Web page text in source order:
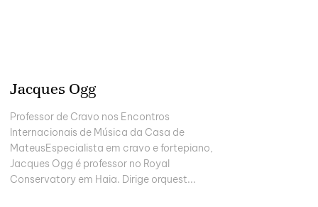
Jacques Ogg
Professor de Cravo nos Encontros
Internacionais de Música da Casa de
MateusEspecialista em cravo e fortepiano,
Jacques Ogg é professor no Royal
Conservatory em Haia. Dirige orquest...